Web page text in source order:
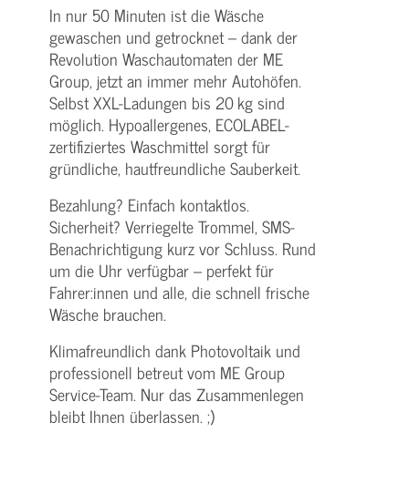
In nur 50 Minuten ist die Wäsche
gewaschen und getrocknet – dank der
Revolution Waschautomaten der ME
Group, jetzt an immer mehr Autohöfen.
Selbst XXL-Ladungen bis 20 kg sind
möglich. Hypoallergenes, ECOLABEL-
zertifiziertes Waschmittel sorgt für
gründliche, hautfreundliche Sauberkeit.
Bezahlung? Einfach kontaktlos.
Sicherheit? Verriegelte Trommel, SMS-
Benachrichtigung kurz vor Schluss. Rund
um die Uhr verfügbar – perfekt für
Fahrer:innen und alle, die schnell frische
Wäsche brauchen.
Klimafreundlich dank Photovoltaik und
professionell betreut vom ME Group
Service-Team. Nur das Zusammenlegen
bleibt Ihnen überlassen. ;)